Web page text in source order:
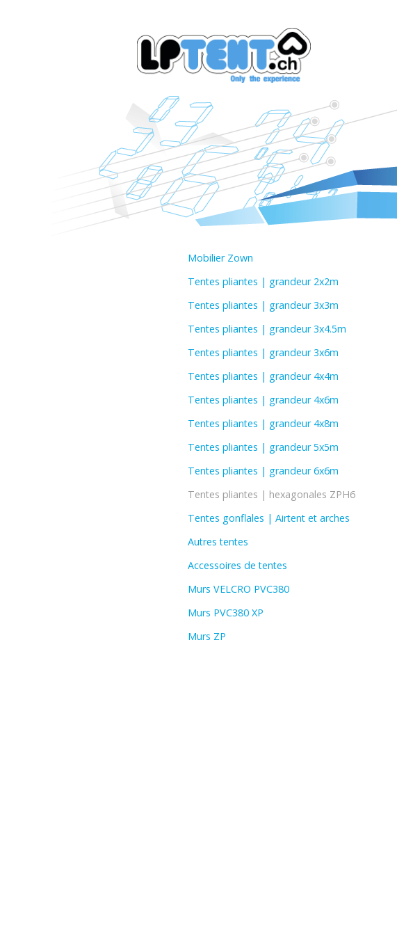
lptent.ch
Mobilier Zown
Tentes pliantes | grandeur 2x2m
Tentes pliantes | grandeur 3x3m
Tentes pliantes | grandeur 3x4.5m
Tentes pliantes | grandeur 3x6m
Tentes pliantes | grandeur 4x4m
Tentes pliantes | grandeur 4x6m
Tentes pliantes | grandeur 4x8m
Tentes pliantes | grandeur 5x5m
Tentes pliantes | grandeur 6x6m
Tentes pliantes | hexagonales ZPH6
Tentes gonflales | Airtent et arches
Autres tentes
Accessoires de tentes
Murs VELCRO PVC380
Murs PVC380 XP
Murs ZP